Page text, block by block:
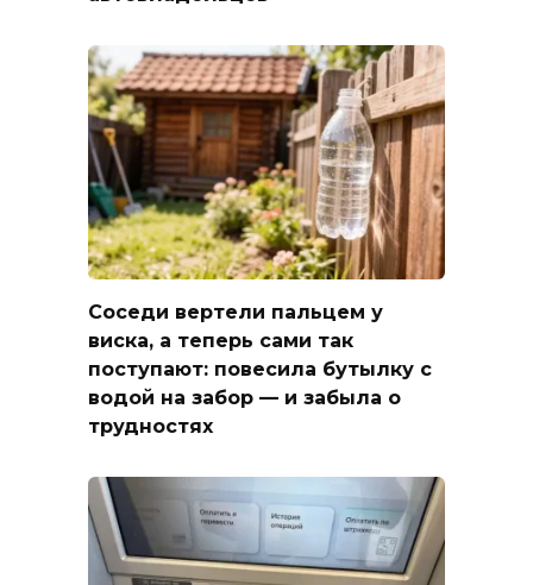
Соседи вертели пальцем у
виска, а теперь сами так
поступают: повесила бутылку с
водой на забор — и забыла о
трудностях